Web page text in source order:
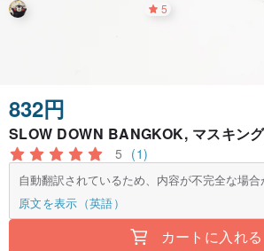
5
832円
SLOW DOWN BANGKOK, マスキン
5 (1)
自動翻訳されているため、内容が不完全な場合
原文を表示（英語）
カートに入れる